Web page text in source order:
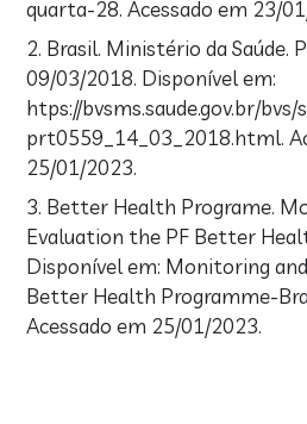
quarta-28. Acessado em 23/
2. Brasil. Ministério da Saúde.
09/03/2018. Disponível em:
htps://bvsms.saude.gov.br/
prt0559_14_03_2018.html.
25/01/2023.
3. Better Health Programe.
Evaluation the PF Better
Disponível em: Monitoring
Better Health Programme-
Acessado em 25/01/2023.